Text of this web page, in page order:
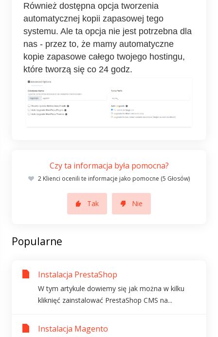
Również dostępna opcja tworzenia
automatycznej kopii zapasowej tego
systemu. Ale ta opcja nie jest potrzebna dla
nas - przez to, że mamy automatyczne
kopie zapasowe całego twojego hostingu,
które tworzą się co 24 godz.
Czy ta informacja była pomocna?
2 Klienci ocenili te informacje jako pomocne (5 Głosów)
Tak Nie
Popularne
Instalacja PrestaShop
W tym artykule dowiemy się jak można w kilku
kliknięć zainstalować PrestaShop CMS na...
Instalacja Magento